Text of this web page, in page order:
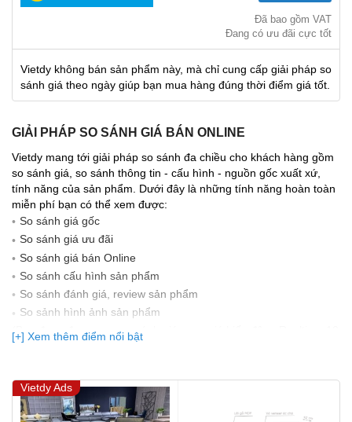
Đã bao gồm VAT
Đang có ưu đãi cực tốt
Vietdy không bán sản phẩm này, mà chỉ cung cấp giải pháp so
sánh giá theo ngày giúp bạn mua hàng đúng thời điểm giá tốt.
GIẢI PHÁP SO SÁNH GIÁ BÁN ONLINE
Vietdy mang tới giải pháp so sánh đa chiều cho khách hàng gồm
so sánh giá, so sánh thông tin - cấu hình - nguồn gốc xuất xứ,
tính năng của sản phẩm. Dưới đây là những tính năng hoàn toàn
miễn phí bạn có thể xem được:
So sánh giá gốc
So sánh giá ưu đãi
So sánh giá bán Online
So sánh cấu hình sản phẩm
So sánh đánh giá, review sản phẩm
So sảnh hình ảnh sản phẩm
(Bạn đang được xem so sánh giá, xem giá biến động Realtime 10
lần cập nhật gần nhất)
[+] Xem thêm điểm nổi bật
Vietdy Ads